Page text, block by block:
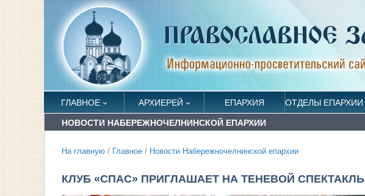
ГЛАВНОЕ АРХИЕРЕЙ ЕПАРХИЯ ОТДЕЛЫ ЕПАРХИИ
НОВОСТИ НАБЕРЕЖНОЧЕЛНИНСКОЙ ЕПАРХИИ
На главную / Главное / Новости Набережночелнинской епархии
КЛУБ «СПАС» ПРИГЛАШАЕТ НА ТЕНЕВОЙ СПЕКТАКЛЬ